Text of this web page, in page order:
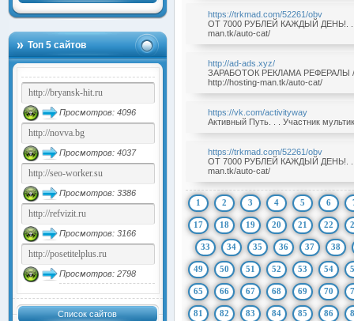
Топ 5 сайтов
Просмотров: 4096
Просмотров: 4037
Просмотров: 3386
Просмотров: 3166
Просмотров: 2798
Список сайтов
https://trkmad.com/52261/obv
ОТ 7000 РУБЛЕЙ КАЖДЫЙ ДЕНЬ!. . .
man.tk/auto-cat/
http://ad-ads.xyz/
ЗАРАБОТОК РЕКЛАМА РЕФЕРАЛЫ /
http://hosting-man.tk/auto-cat/
https://vk.com/activityway
Активный Путь. . . Участник
https://trkmad.com/52261/obv
ОТ 7000 РУБЛЕЙ КАЖДЫЙ ДЕНЬ!. . .
man.tk/auto-cat/
1 2 3 4 5 6
17 18 19 20 21 22
33 34 35 36 37 38
49 50 51 52 53 54
65 66 67 68 69 70
81 82 83 84 85 86